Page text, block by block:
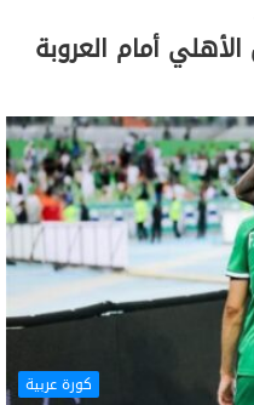
أمام العروبة
كورة عربية